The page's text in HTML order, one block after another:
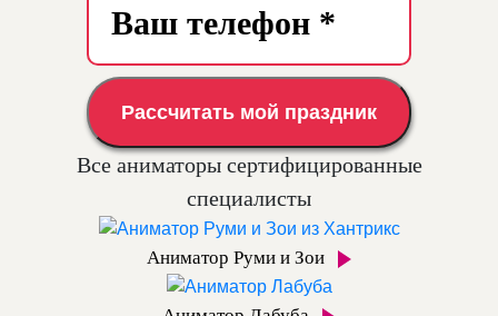
Рассчитать мой праздник
Все аниматоры сертифицированные
специалисты
Аниматор Руми и Зои